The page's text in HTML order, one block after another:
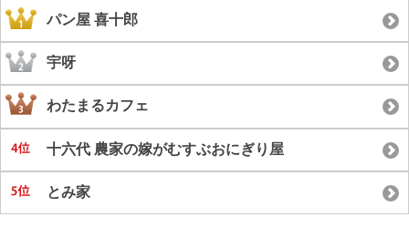
パン屋 喜十郎
宇呀
わたまるカフェ
十六代 農家の嫁がむすぶおにぎり屋
とみ家